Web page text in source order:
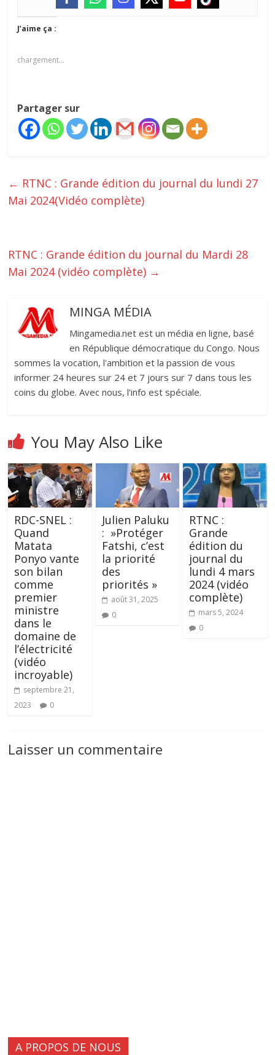
J’aime ça :
chargement…
Partager sur
← RTNC : Grande édition du journal du lundi 27
Mai 2024(Vidéo complète)
RTNC : Grande édition du journal du Mardi 28
Mai 2024 (vidéo complète) →
MINGA MÉDIA
Mingamedia.net est un média en ligne, basé
en République démocratique du Congo. Nous
sommes la vocation, l'ambition et la passion de vous
informer 24 heures sur 24 et 7 jours sur 7 dans tous les
coins du globe. Avec nous, l'info est spéciale.
You May Also Like
RDC-SNEL :
Quand
Matata
Ponyo vante
son bilan
comme
premier
ministre
dans le
domaine de
l’électricité
(vidéo
incroyable)
septembre 21,
2023
0
Julien Paluku
: »Protéger
Fatshi, c’est
la priorité
des
priorités »
août 31, 2025
0
RTNC :
Grande
édition du
journal du
lundi 4 mars
2024 (vidéo
complète)
mars 5, 2024
0
Laisser un commentaire
A PROPOS DE NOUS